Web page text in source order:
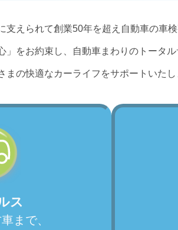
支えられて創業50年を超え自動車の車
」をお約束し、自動車まわりのトータ
まの快適なカーライフをサポートいたし
ス
まで、